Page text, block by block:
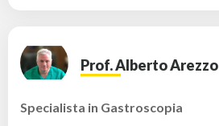
Prof. Alberto Arezzo
Specialista in Gastroscopia